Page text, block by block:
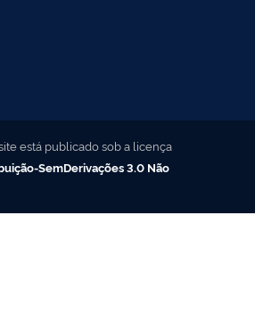
está publicado sob a licença
SemDerivações 3.0 Não